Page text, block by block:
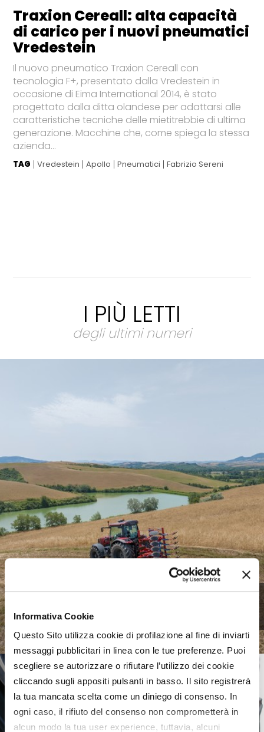
Informativa Cookie
Questo Sito utilizza cookie di profilazione al fine di inviarti
messaggi pubblicitari in linea con le tue preferenze. Puoi
scegliere se autorizzare o rifiutare l’utilizzo dei cookie
cliccando sugli appositi pulsanti in basso. Il sito registrerà
la tua mancata scelta come un diniego di consenso. In
ogni caso, il rifiuto del consenso non comprometterà in
alcun modo la tua user experience, tuttavia, alcuni
Traxion Cereall: alta capacità
di carico per i nuovi pneumatici
Vredestein
Il nuovo pneumatico Traxion Cereall con
tecnologia F+, presentato dalla Vredestein in
occasione di Eima International 2014, è stato
progettato dalla ditta olandese per adattarsi alle
caratteristiche tecniche delle mietitrebbie di ultima
generazione. Macchine che, come spiega la stessa
azienda...
TAG Vredestein Apollo Pneumatici Fabrizio Sereni
I PIÙ LETTI
degli ultimi numeri
Meccanica agricola, uno
scenario complesso